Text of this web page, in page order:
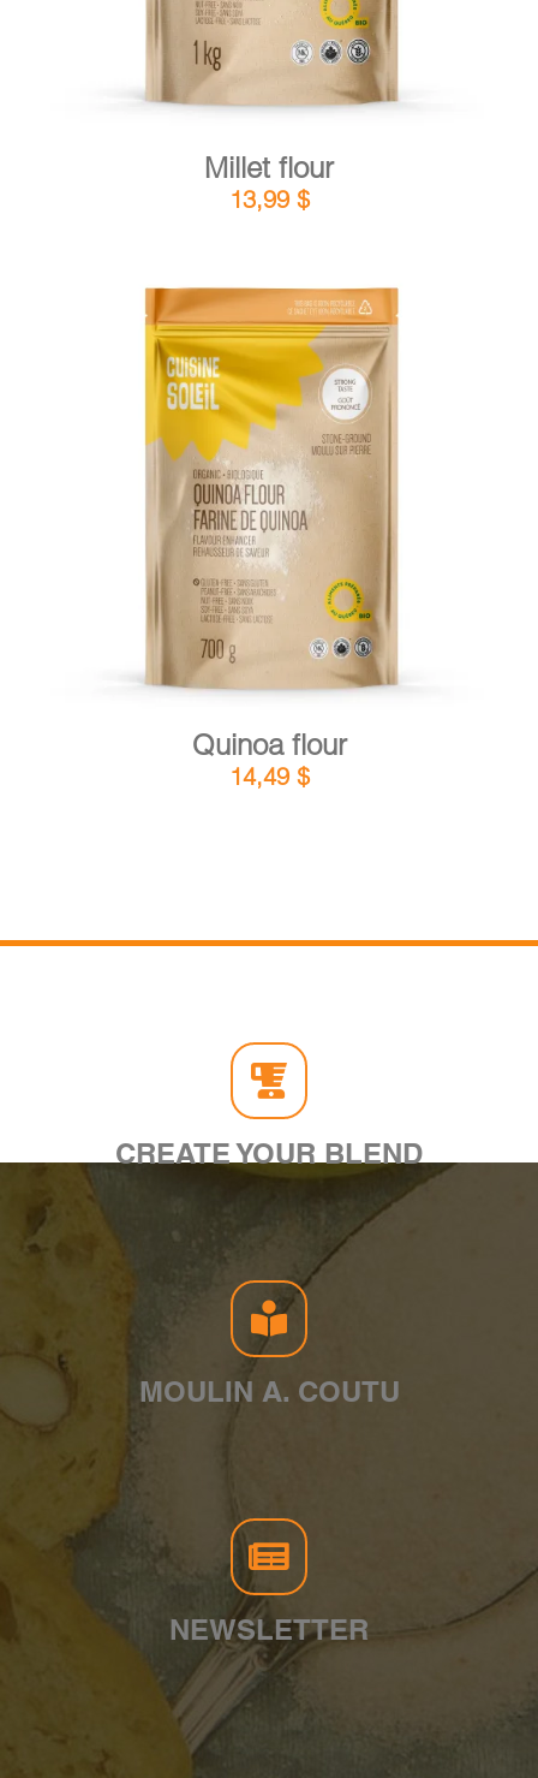
Millet flour
13,99 $
ADD TO CART / DETAILS
Quinoa flour
14,49 $
CREATE YOUR BLEND
MOULIN A. COUTU
NEWSLETTER